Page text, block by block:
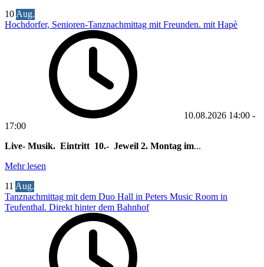
10 Aug.
Hochdorfer, Senioren-Tanznachmittag mit Freunden. mit Hapè
10.08.2026 14:00 -
17:00
Live- Musik. Eintritt 10.- Jeweil 2. Montag im...
Mehr lesen
11 Aug.
Tanznachmittag mit dem Duo Hall in Peters Music Room in
Teufenthal. Direkt hinter dem Bahnhof